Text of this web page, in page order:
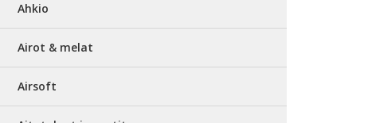
Ahkio
Airot & melat
Airsoft